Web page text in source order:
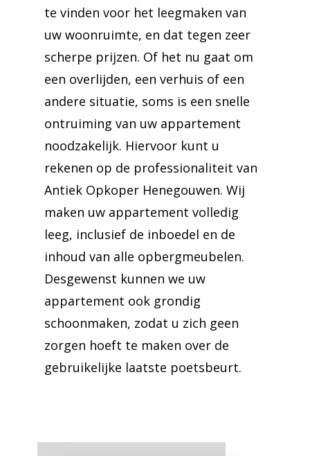
te vinden voor het leegmaken van
uw woonruimte, en dat tegen zeer
scherpe prijzen. Of het nu gaat om
een overlijden, een verhuis of een
andere situatie, soms is een snelle
ontruiming van uw appartement
noodzakelijk. Hiervoor kunt u
rekenen op de professionaliteit van
Antiek Opkoper Henegouwen. Wij
maken uw appartement volledig
leeg, inclusief de inboedel en de
inhoud van alle opbergmeubelen.
Desgewenst kunnen we uw
appartement ook grondig
schoonmaken, zodat u zich geen
zorgen hoeft te maken over de
gebruikelijke laatste poetsbeurt.